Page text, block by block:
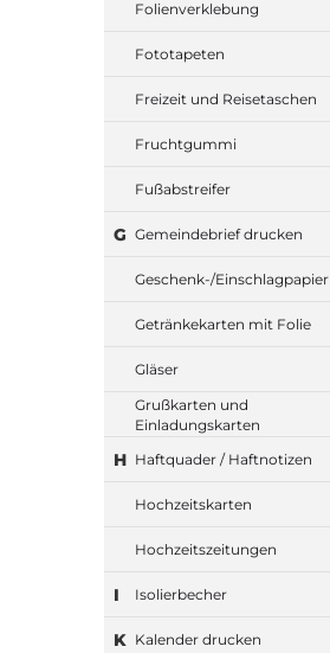
Folienverklebung
Fototapeten
Freizeit und Reisetaschen
Fruchtgummi
Fußabstreifer
G Gemeindebrief drucken
Geschenk-/Einschlagpapier
Getränkekarten mit Folie
Gläser
Grußkarten und
Einladungskarten
H Haftquader / Haftnotizen
Hochzeitskarten
Hochzeitszeitungen
I Isolierbecher
K Kalender drucken